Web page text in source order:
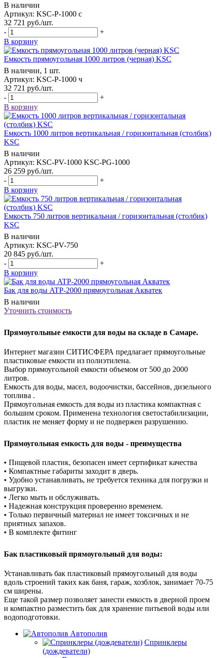
В наличии
Артикул: KSC-P-1000 с
32 721 руб./шт.
-
+
В корзину
Емкость прямоугольная 1000 литров (черная) KSC
В наличии, 1 шт.
Артикул: KSC-P-1000 ч
32 721 руб./шт.
-
+
В корзину
Емкость 1000 литров вертикальная / горизонтальная (столбик)
KSC
В наличии
Артикул: KSC-РV-1000 KSC-РG-1000
26 259 руб./шт.
-
+
В корзину
Емкость 750 литров вертикальная / горизонтальная (столбик)
KSC
В наличии
Артикул: KSC-РV-750
20 845 руб./шт.
-
+
В корзину
Бак для воды ATP-2000 прямоугольная Акватек
В наличии
Уточнить стоимость
Прямоугольные емкости для воды на складе в Самаре.
Интернет магазин СИТИСФЕРА предлагает прямоугольные
пластиковые емкости из полиэтилена.
Выбор прямоугольной емкости объемом от 500 до 2000
литров.
Емкость для воды, масел, водоочистки, бассейнов, дизельного
топлива .
Прямоугольная емкость для воды из пластика компактная с
большим сроком. Применена технология светостабилизации,
пластик не меняет форму и не подвержен разрушению.
Прямоугольная емкость для воды - преимущества
• Пищевой пластик, безопасен имеет сертификат качества
• Компактные габариты заходит в дверь.
• Удобно устанавливать, не требуется техника для погрузки и
выгрузки.
• Легко мыть и обслуживать.
• Надежная конструкция проверенно временем.
• Только первичный материал не имеет токсичных и не
приятных запахов.
• В комплекте фитинг
Бак пластиковый прямоугольный для воды:
Устанавливать бак пластиковый прямоугольный для воды
вдоль строений таких как баня, гараж, хозблок, занимает 70-75
см ширены.
Еще такой размер позволяет занести емкость в дверной проем
и компактно разместить бак для хранение питьевой воды или
водоподготовки.
Автополив
Спринклеры
(дождеватели)